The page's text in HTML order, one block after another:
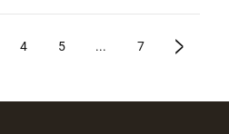
4 5 ... 7